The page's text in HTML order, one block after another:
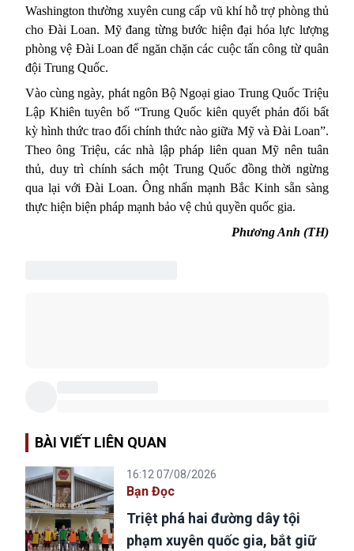
Washington thường xuyên cung cấp vũ khíhỗ trợ phòng thủ
cho Đài Loan. Mỹ đang từng bước hiện đại hóa lực lượng
phòng vệ Đài Loan để ngăn chặn các cuộc tấn công từ quân
đội Trung Quốc.
Vào cùng ngày, phát ngôn Bộ Ngoại giao Trung Quốc Triệu
Lập Khiên tuyên bố “Trung Quốc kiên quyết phản đối bất
kỳ hình thức trao đổi chính thức nào giữa Mỹ và Đài Loan”.
Theo ông Triệu, các nhà lập pháp liên quan Mỹ nên tuân
thủ, duy trì chính sách một Trung Quốc đồng thời ngừng
qua lại với Đài Loan. Ông nhấn mạnh Bắc Kinh sẵn sàng
thực hiện biện pháp mạnh bảo vệ chủ quyền quốc gia.
Phương Anh (TH)
BÀI VIẾT LIÊN QUAN
16:12 07/08/2026
Bạn Đọc
Triệt phá hai đường dây tội
phạm xuyên quốc gia, bắt giữ